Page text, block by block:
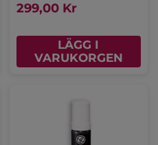
299,00 Kr
LÄGG I
VARUKORGEN